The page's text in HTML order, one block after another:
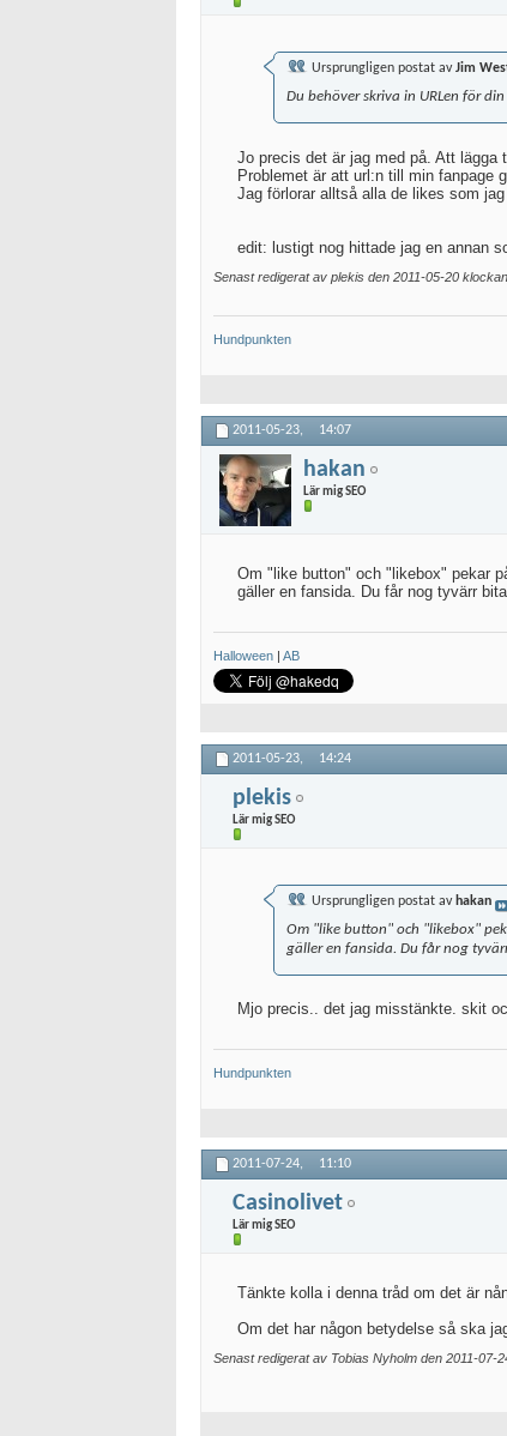
Ursprungligen postat avJim
Du behöver skriva in URLen för
Jo precis det är jag med på. Att lägga
Problemet är att url:n till min fanpage
Jag förlorar alltså alla de likes som
edit: lustigt nog hittade jag en annan
Senast redigerat av plekis den 2011-05-20 klockan
Hundpunkten
2011-05-23, 14:07
hakan
Lär mig SEO
Om "like button" och "likebox" pekar
gäller en fansida. Du får nog tyvärr
Halloween | AB
2011-05-23, 14:24
plekis
Lär mig SEO
Ursprungligen postat av hakan
Om "like button" och "likebox"
gäller en fansida. Du får nog
Mjo precis.. det jag misstänkte. skit
Hundpunkten
2011-07-24, 11:10
Casinolivet
Lär mig SEO
Tänkte kolla i denna tråd om det är
Om det har någon betydelse så ska
Senast redigerat av Tobias Nyholm den 2011-07-